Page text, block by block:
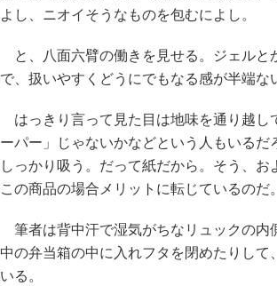
よし、ニオイそうなものを包むによし。
と、八面六臂の働きを見せる。ジェルと
で、扱いやすくどうにでもなる感が半端な
はっきり言って見た目は地味を通り越し
ーパー」じゃないかなどという人もいる
しっかり吸う。だって紙だから。そう、
この商品の場合メリットに転じているのだ。
筆者は背中汗で湿気がちなリュックの内
中の弁当箱の中に入れフタを閉めたりし
いる。